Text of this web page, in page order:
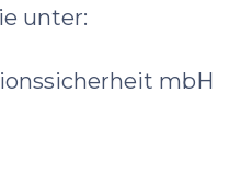
unter:
mbH